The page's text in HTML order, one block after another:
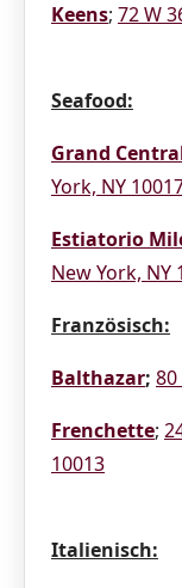
Keens; 72 W
Seafood:
Grand
York, NY
Estiatorio
New York, NY
Französisch:
Balthazar; 80
Frenchette;
10013
Italienisch: